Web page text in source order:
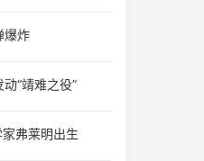
爆炸
“靖难之役”
弗莱明出生